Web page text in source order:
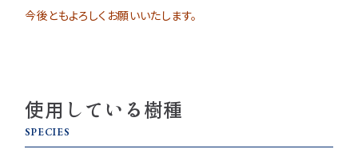
今後ともよろしくお願いいたします。
使用している樹種
SPECIES